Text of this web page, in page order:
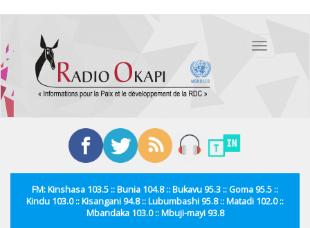
contenu
principal
Toggle
FM: Kinshasa 103.5 :: Bunia 104.8 :: Bukavu 95.3 :: Goma 95.5 ::
Kindu 103.0 :: Kisangani 94.8 :: Lubumbashi 95.8 :: Matadi 102.0 ::
Mbandaka 103.0 :: Mbuji-mayi 93.8